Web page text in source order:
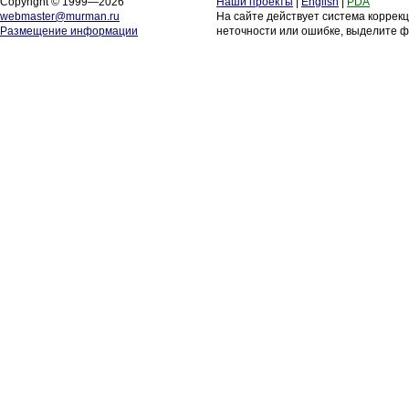
webmaster@murman.ru
Размещение информации
На сайте действует система
неточности или ошибке, выделите